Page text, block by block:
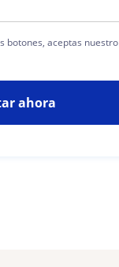
botones, aceptas nuestro
ahora